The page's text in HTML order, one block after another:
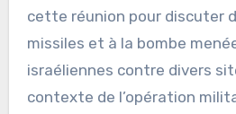
cette réunion pour discuter
missiles et à la bombe
israéliennes contre divers
contexte de l’opération